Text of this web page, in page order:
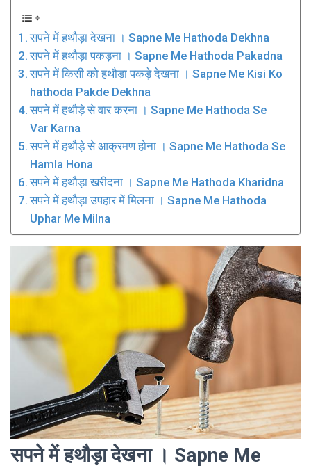
सपने में हथौड़ा देखना । Sapne Me Hathoda Dekhna
सपने में हथौड़ा पकड़ना । Sapne Me Hathoda Pakadna
सपने में किसी को हथौड़ा पकड़े देखना । Sapne Me Kisi Ko
hathoda Pakde Dekhna
सपने में हथौड़े से वार करना । Sapne Me Hathoda Se
Var Karna
सपने में हथौड़े से आक्रमण होना । Sapne Me Hathoda Se
Hamla Hona
सपने में हथौड़ा खरीदना । Sapne Me Hathoda Kharidna
सपने में हथौड़ा उपहार में मिलना । Sapne Me Hathoda
Uphar Me Milna
सपने में हथौड़ा देखना । Sapne Me